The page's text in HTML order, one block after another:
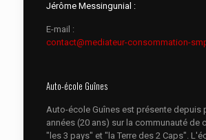
Jérôme Messingunial :
E-mail :
contact@mediateur-consommation-
Auto-école Guînes
Auto-école Guînes est présente depuis
années (20 ans) sur la communauté de
"les 3 pays" et "la Terre des 2 Caps".